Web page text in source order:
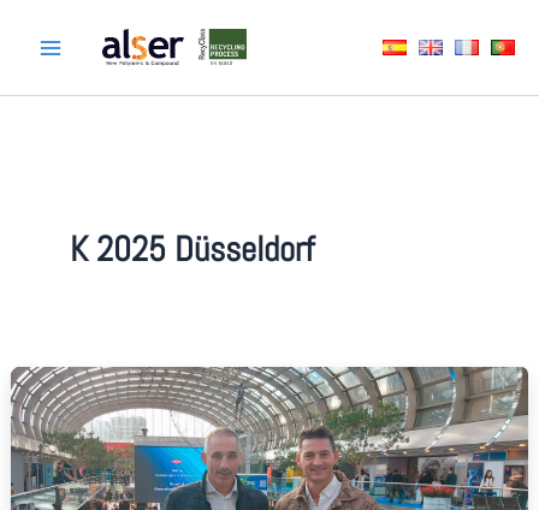
K 2025 Düsseldorf